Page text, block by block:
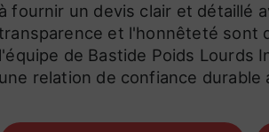
à fournir un devis clair et détaillé
et l'honnêteté sont
l'équipe de Bastide Poids Lourds
une relation de confiance durable